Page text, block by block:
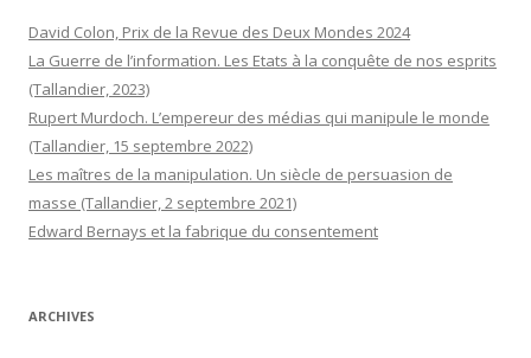
David Colon, Prix de la Revue des Deux Mondes 2024
La Guerre de l’information. Les Etats à la conquête de nos esprits
(Tallandier, 2023)
Rupert Murdoch. L’empereur des médias qui manipule le monde
(Tallandier, 15 septembre 2022)
Les maîtres de la manipulation. Un siècle de persuasion de
masse (Tallandier, 2 septembre 2021)
Edward Bernays et la fabrique du consentement
ARCHIVES